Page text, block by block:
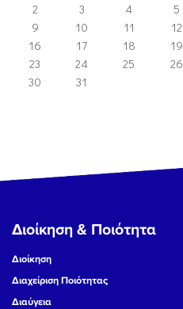
2
3 4 5
9
10 11 12
16
17 18 19
23
24 25 26
30
31
Διοίκηση & Ποιότητα
Διοίκηση
Διαχείριση Ποιότητας
Διαύγεια